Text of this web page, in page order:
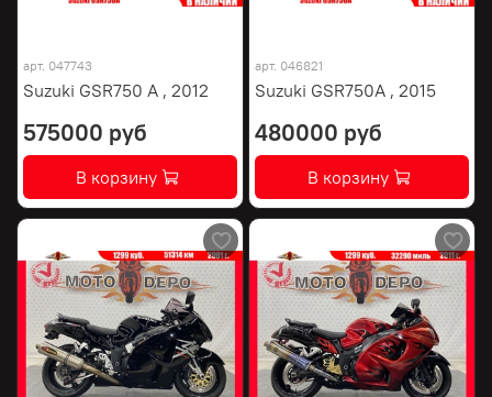
арт. 047743
Suzuki GSR750 A , 2012
575000 руб
В корзину
арт. 046821
Suzuki GSR750A , 2015
480000 руб
В корзину